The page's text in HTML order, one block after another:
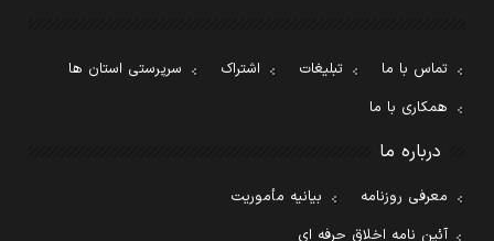
تماس با ما تبلیغات اشتراک
سرپرستی استان ها
همکاری با ما
درباره ما
معرفی روزنامه
بیانیه مأموریت
آئین نامه اخلاق حرفه ای